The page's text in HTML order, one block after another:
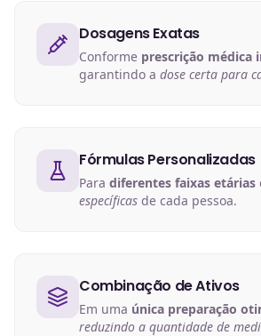
Dosagens Exatas
Conforme prescrição médica
garantindo a dose certa para
Fórmulas Personalizadas
Para diferentes faixas etárias
específicas de cada pessoa.
Combinação de Ativos
Em uma única preparação
reduzindo a quantidade de